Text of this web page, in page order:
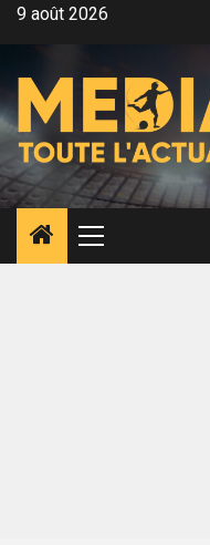
Aller9 août 2026
Menu
principal